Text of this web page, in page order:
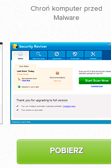
Chroń komputer przed
Malware
POBIERZ